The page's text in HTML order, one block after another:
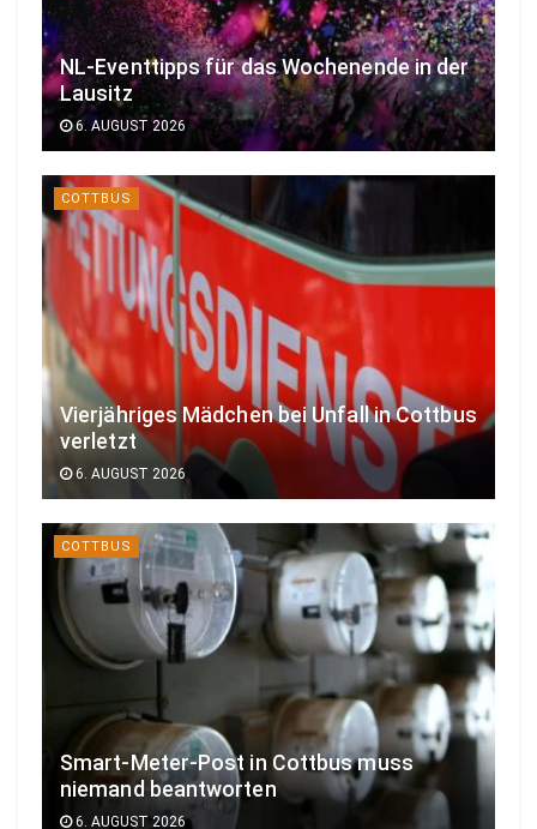
NL-Eventtipps für das Wochenende in der
Lausitz
6. AUGUST 2026
COTTBUS
Vierjähriges Mädchen bei Unfall in Cottbus
verletzt
6. AUGUST 2026
COTTBUS
Smart-Meter-Post in Cottbus muss
niemand beantworten
6. AUGUST 2026